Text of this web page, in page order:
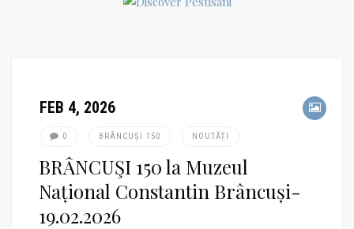
FEB 4, 2026
0 BRÂNCUȘI 150 NOUTĂȚI
BRÂNCUŞI 150 la Muzeul
Național Constantin Brâncuși-
19.02.2026